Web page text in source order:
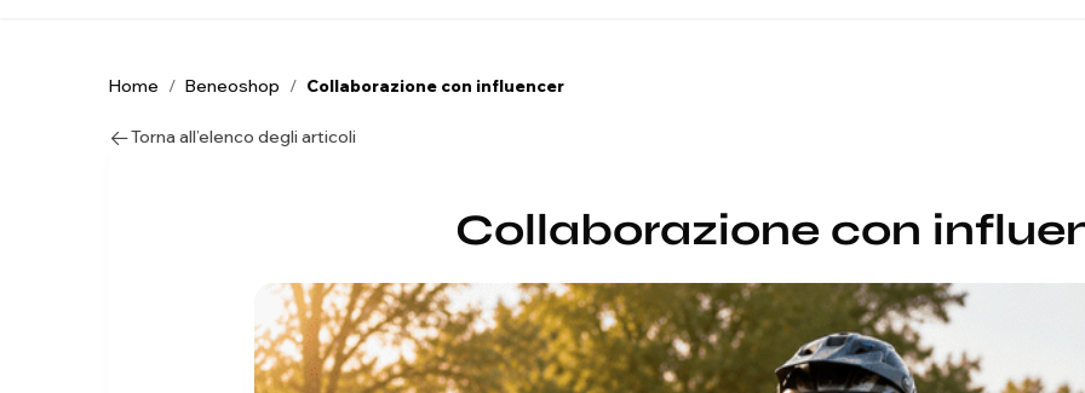
Home / Beneoshop / Collaborazione con influencer
Torna all’elenco degli articoli
Collaborazione con